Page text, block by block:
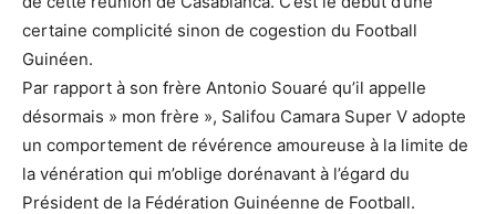
certaine complicité sinon de cogestion du Football
Guinéen.
Par rapport à son frère Antonio Souaré qu’il appelle
désormais » mon frère », Salifou Camara Super V adopte
un comportement de révérence amoureuse à la limite de
la vénération qui m’oblige dorénavant à l’égard du
Président de la Fédération Guinéenne de Football.